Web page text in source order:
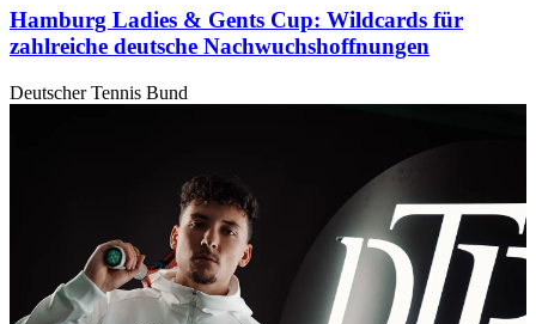
Hamburg Ladies & Gents Cup: Wildcards für
zahlreiche deutsche Nachwuchshoffnungen
Deutscher Tennis Bund